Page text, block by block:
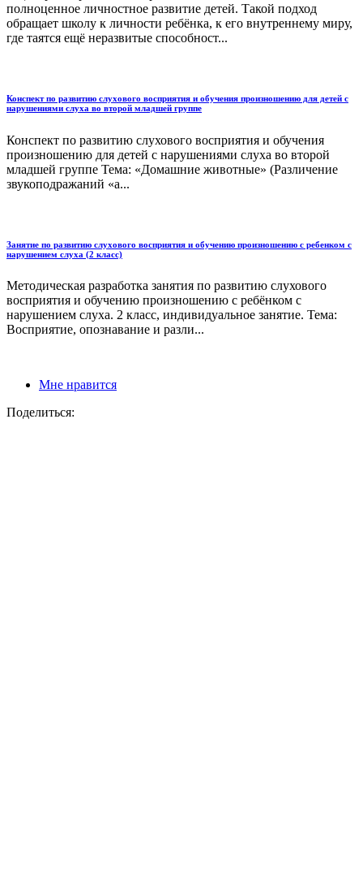
полноценное личностное развитие детей. Такой подход
обращает школу к личности ребёнка, к его внутреннему миру,
где таятся ещё неразвитые способност...
Конспект по развитию слухового восприятия и обучения произношению для детей с
нарушениями слуха во второй младшей группе
Конспект по развитию слухового восприятия и обучения
произношению для детей с нарушениями слуха во второй
младшей группе Тема: «Домашние животные» (Различение
звукоподражаний «а...
Занятие по развитию слухового восприятия и обучению произношению с ребенком с
нарушением слуха (2 класс)
Методическая разработка занятия по развитию слухового
восприятия и обучению произношению с ребёнком с
нарушением слуха. 2 класс, индивидуальное занятие. Тема:
Восприятие, опознавание и разли...
Мне нравится
Поделиться: